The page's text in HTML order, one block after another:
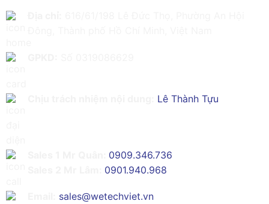
Lê Thành Tựu
0909.346.736
0901.940.968
sales@wetechviet.vn